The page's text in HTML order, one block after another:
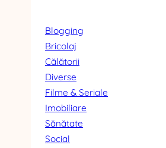
Blogging
Bricolaj
Călătorii
Diverse
Filme & Seriale
Imobiliare
Sănătate
Social